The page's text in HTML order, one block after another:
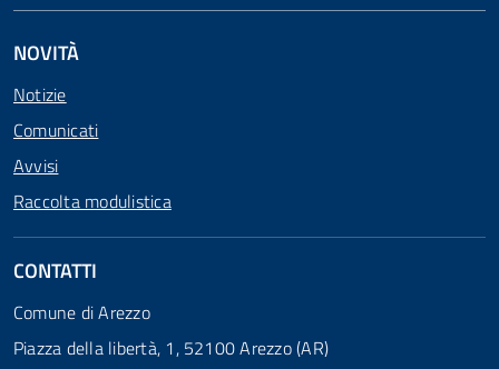
NOVITÀ
Notizie
Comunicati
Avvisi
Raccolta modulistica
CONTATTI
Comune di Arezzo
Piazza della libertà, 1, 52100 Arezzo (AR)